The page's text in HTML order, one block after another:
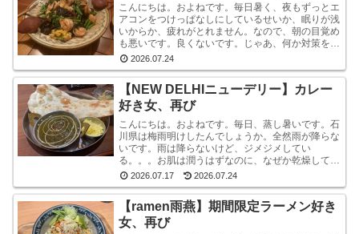
こんにちは。およねです。毎日暑く、夜もずっとエ
アコンをつけっぱなしにしているせいか、眠りが浅
いからか、疲れがとれません。なので、朝の目覚め
も悪いです。良くないです。じゃあ、何か対策をし
ているかと言われれば、何もしていません。いや、
ストレッチ...
2026.07.24
【NEW DELHIニューデリー】カレー
好き女、再び
こんにちは。およねです。毎日、蒸し暑いです。石
川県は梅雨明けしたんでしょうか。全然雨が降らな
いです。雨は降らないけど、ジメジメしてい
る。。。お肌は潤うはずなのに、なぜか乾燥してい
ます。しかも、おでこと片方のこめかみだけ。年
齢？ストレス？？結...
2026.07.17 2026.07.24
【ramen雨燕】期間限定ラーメン好き
女、再び